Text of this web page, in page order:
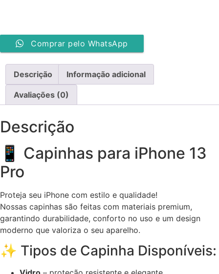
Comprar pelo WhatsApp
Descrição Informação adicional
Avaliações (0)
Descrição
📱 Capinhas para iPhone 13
Pro
Proteja seu iPhone com estilo e qualidade!
Nossas capinhas são feitas com materiais premium,
garantindo durabilidade, conforto no uso e um design
moderno que valoriza o seu aparelho.
✨ Tipos de Capinha Disponíveis: